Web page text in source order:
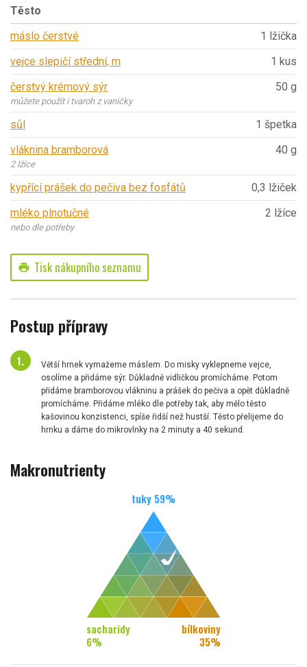
Těsto
máslo čerstvé
1 lžička
vejce slepičí střední, m
1 kus
čerstvý krémový sýr
můžete použít i tvaroh z vaničky
50 g
sůl
1 špetka
vláknina bramborová
2 lžíce
40 g
kypřící prášek do pečiva bez fosfátů
0,3 lžiček
mléko plnotučné
nebo dle potřeby
2 lžíce
print Tisk nákupního seznamu
Postup přípravy
Větší hrnek vymažeme máslem. Do misky vyklepneme vejce,
osolíme a přidáme sýr. Důkladně vidličkou promícháme. Potom
přidáme bramborovou vlákninu a prášek do pečiva a opět důkladně
promícháme. Přidáme mléko dle potřeby tak, aby mělo těsto
kašovinou konzistenci, spíše řidší než hustší. Těsto přelijeme do
hrnku a dáme do mikrovlnky na 2 minuty a 40 sekund.
Makronutrienty
tuky 59%
sacharidy
6%
bílkoviny
35%